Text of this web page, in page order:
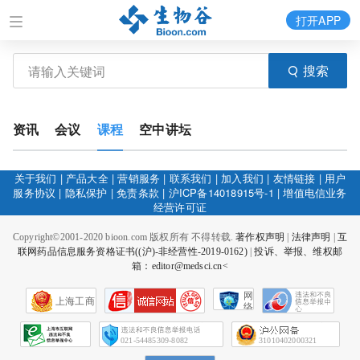
搜索
打开APP
资讯 会议 课程 空中讲坛
关于我们 | 产品大全|营销服务 | 联系我们 | 加入我们 | 友情链接 | 用户
服务协议 | 隐私保护 |免责条款 | 沪ICP备14018915号-1 |增值电信业务
经营许可证
Copyright©2001-2020 bioon.com 版权所有 不得转载.著作权声明 法律声明
互
联网药品信息服务资格证书((沪)-非经营性-2019-0162)|投诉、举报、维权邮
箱：editor@medsci.cn<
上海工商
网
络
会
征
021-54485309-8082 31010402000321